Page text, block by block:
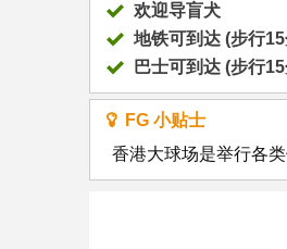
欢迎导盲犬
地铁可到达 (步行
巴士可到达 (步行
FG 小贴士
香港大球场是举行各